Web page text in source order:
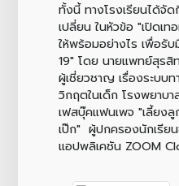
ทั้งนี้ ทางโรงเรียนได้จั
เปลี่ยน ในหัวข้อ "เปิดเ
ให้พร้อมอย่างไร เพื่อรั
19" โดย นายแพทย์สุรสิ
ผู้เชี่ยวชาญ เรื่องระบบท
วิกฤตในเด็ก โรงพยาบา
เฟสบุ๊คแฟนเพจ "เลี้ยง
เป๊ก" ผู้ปกครองนักเรีย
แอปพลิเคชัน ‎ZOOM